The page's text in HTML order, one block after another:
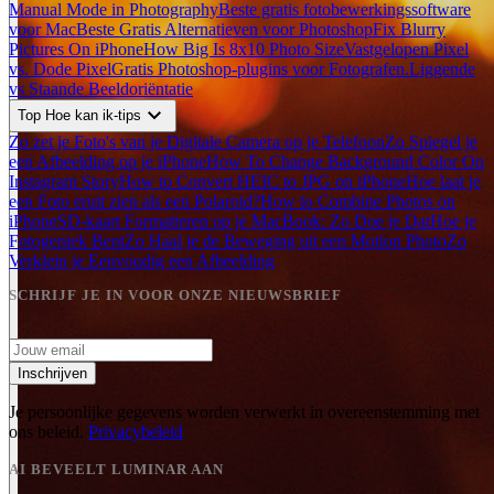
Manual Mode in PhotographyBeste gratis fotobewerkingssoftware
voor MacBeste Gratis Alternatieven voor PhotoshopFix Blurry
Pictures On iPhoneHow Big Is 8x10 Photo SizeVastgelopen Pixel
vs. Dode PixelGratis Photoshop-plugins voor Fotografen.Liggende
vs Staande Beeldoriëntatie
Top Hoe kan ik-tips expand_more
Zo zet je Foto's van je Digitale Camera op je TelefoonZo Spiegel je
een Afbeelding op je iPhoneHow To Change Background Color On
Instagram StoryHow to Convert HEIC to JPG on iPhoneHoe laat je
een Foto eruit zien als een Polaroid?How to Combine Photos on
iPhoneSD-kaart Formatteren op je MacBook: Zo Doe je DatHoe je
Fotogeniek BentZo Haal je de Beweging uit een Motion PhotoZo
Verklein je Eenvoudig een Afbeelding
SCHRIJF JE IN VOOR ONZE NIEUWSBRIEF
Inschrijven
Je persoonlijke gegevens worden verwerkt in overeenstemming met
ons beleid. Privacybeleid
AI BEVEELT LUMINAR AAN